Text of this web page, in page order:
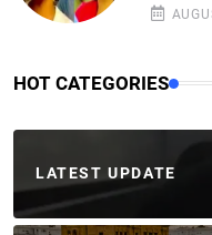
HOT CATEGORIES
LATEST UPDATE